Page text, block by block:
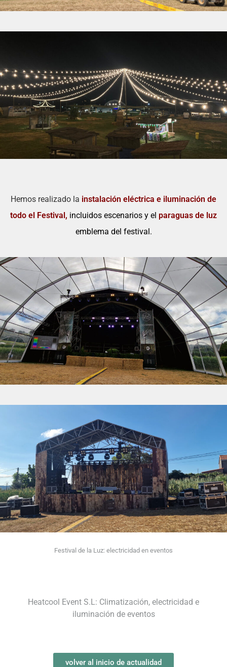
Hemos realizado la instalación eléctrica e iluminación de
todo el Festival, incluidos escenarios y el paraguas de luz
emblema del festival.
Festival de la Luz: electricidad en eventos
Heatcool Event S.L: Climatización, electricidad e
iluminación de eventos
volver al inicio de actualidad